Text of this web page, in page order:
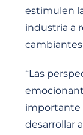
estimulen
industria a
“Las
importante
desarrollar